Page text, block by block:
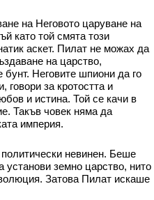
на Неговото царуване на
като той смята този
аскет. Пилат не можах да
на царство,
Неговите шпиони да го
говори за кротостта и
и истина. Той се качи в
Такъв човек няма да
империя.
невинен. Беше
установи земно царство, нито
Затова Пилат искаше